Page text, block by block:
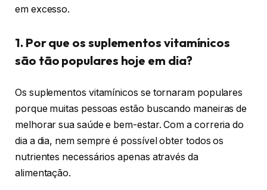
em excesso.
1. Por que os suplementos vitamínicos
são tão populares hoje em dia?
Os suplementos vitamínicos se tornaram populares
porque muitas pessoas estão buscando maneiras de
melhorar sua saúde e bem-estar. Com a correria do
dia a dia, nem sempre é possível obter todos os
nutrientes necessários apenas através da
alimentação.